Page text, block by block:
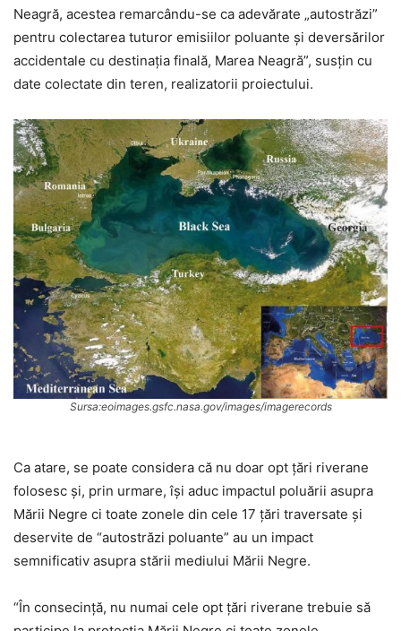
Neagră, acestea remarcându-se ca adevărate „autostrăzi”
pentru colectarea tuturor emisiilor poluante și deversărilor
accidentale cu destinația finală, Marea Neagră”, susţin cu
date colectate din teren, realizatorii proiectului.
Sursa:eoimages.gsfc.nasa.gov/images/imagerecords
Ca atare, se poate considera că nu doar opt țări riverane
folosesc și, prin urmare, își aduc impactul poluării asupra
Mării Negre ci toate zonele din cele 17 țări traversate și
deservite de “autostrăzi poluante” au un impact
semnificativ asupra stării mediului Mării Negre.
“În consecință, nu numai cele opt țări riverane trebuie să